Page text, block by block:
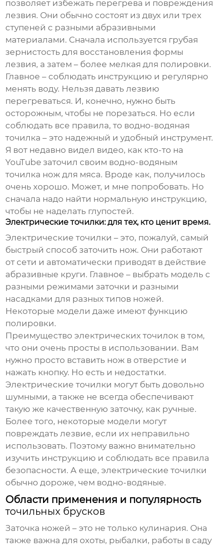
позволяет избежать перегрева и повреждения
лезвия. Они обычно состоят из двух или трех
ступеней с разными абразивными
материалами. Сначала используется грубая
зернистость для восстановления формы
лезвия, а затем – более мелкая для полировки.
Главное – соблюдать инструкцию и регулярно
менять воду. Нельзя давать лезвию
перегреваться. И, конечно, нужно быть
осторожным, чтобы не порезаться. Но если
соблюдать все правила, то водно-водяная
точилка – это надежный и удобный инструмент.
Я вот недавно видел видео, как кто-то на
YouTube заточил своим водно-водяным
точилка нож для мяса. Вроде как, получилось
очень хорошо. Может, и мне попробовать. Но
сначала надо найти нормальную инструкцию,
чтобы не наделать глупостей.
Электрические точилки: для тех, кто ценит время.
Электрические точилки – это, пожалуй, самый
быстрый способ заточить нож. Они работают
от сети и автоматически приводят в действие
абразивные круги. Главное – выбрать модель с
разными режимами заточки и разными
насадками для разных типов ножей.
Некоторые модели даже имеют функцию
полировки.
Преимущество электрических точилок в том,
что они очень просты в использовании. Вам
нужно просто вставить нож в отверстие и
нажать кнопку. Но есть и недостатки.
Электрические точилки могут быть довольно
шумными, а также не всегда обеспечивают
такую же качественную заточку, как ручные.
Более того, некоторые модели могут
повреждать лезвие, если их неправильно
использовать. Поэтому важно внимательно
изучить инструкцию и соблюдать все правила
безопасности. А еще, электрические точилки
обычно дороже, чем водно-водяные.
Области применения и популярность
точильных брусков
Заточка ножей – это не только кулинария. Она
также важна для охоты, рыбалки, работы в саду